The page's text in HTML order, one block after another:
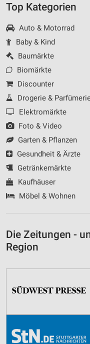
Top Kategorien
Auto & Motorrad
Baby & Kind
Baumärkte
Biomärkte
Discounter
Drogerie &
Elektromärkte
Foto & Video
Garten & Pflanzen
Gesundheit & Ärzte
Getränkemärkte
Kaufhäuser
Möbel & Wohnen
Die Zeitungen -
Region